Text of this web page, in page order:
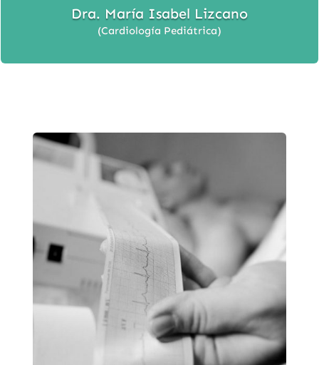
Dra. María Isabel Lizcano
(Cardiología Pediátrica)